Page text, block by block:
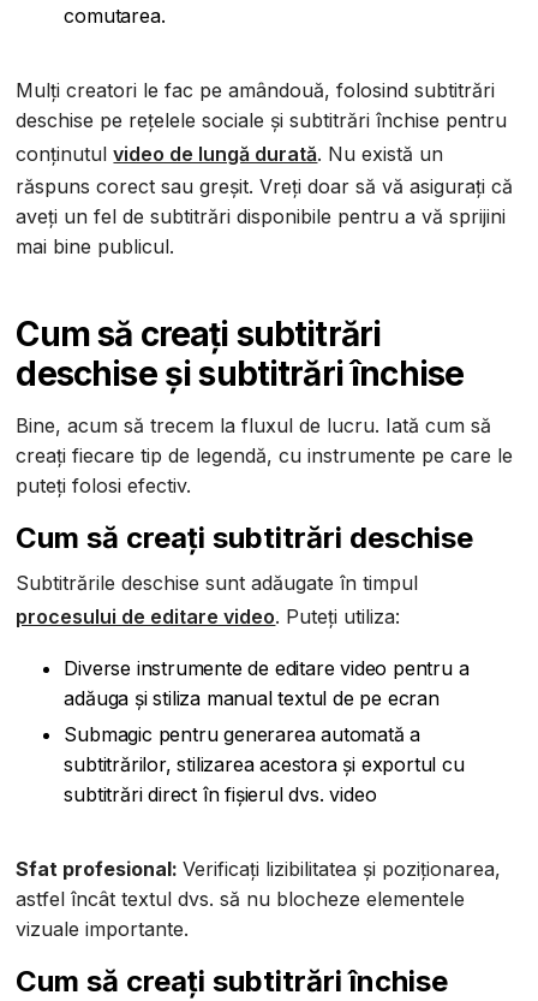
comutarea.
Mulți creatori le fac pe amândouă, folosind subtitrări
deschise pe rețelele sociale și subtitrări închise pentru
conținutulvideo de lungă durată. Nu există un
răspuns corect sau greșit. Vreți doar să vă asigurați că
aveți un fel de subtitrări disponibile pentru a vă sprijini
mai bine publicul.
Cum să creați subtitrări
deschise și subtitrări închise
Bine, acum să trecem la fluxul de lucru. Iată cum să
creați fiecare tip de legendă, cu instrumente pe care le
puteți folosi efectiv.
Cum să creați subtitrări deschise
Subtitrările deschise sunt adăugate în timpul
procesului de editare video. Puteți utiliza:
Diverse instrumente de editare video pentru a
adăuga și stiliza manual textul de pe ecran
Submagic pentru generarea automată a
subtitrărilor, stilizarea acestora și exportul cu
subtitrări direct în fișierul dvs. video
Sfat profesional:Verificați lizibilitatea și poziționarea,
astfel încât textul dvs. să nu blocheze elementele
vizuale importante.
Cum să creați subtitrări închise